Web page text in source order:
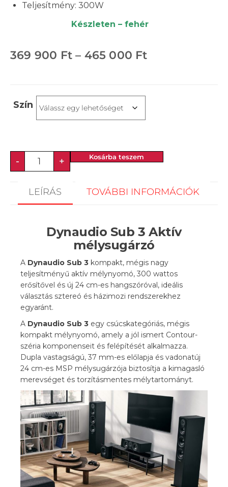
Teljesítmény: 300W
Készleten – fehér
369 900 Ft – 465 000 Ft
Szín
- + Kosárba teszem
LEÍRÁS TOVÁBBI INFORMÁCIÓK
Dynaudio Sub 3 Aktív
mélysugárzó
A Dynaudio Sub 3 kompakt, mégis nagy
teljesítményű aktív mélynyomó, 300 wattos
erősítővel és új 24 cm-es hangszóróval, ideális
választás sztereó és házimozi rendszerekhez
egyaránt.
A Dynaudio Sub 3 egy csúcskategóriás, mégis
kompakt mélynyomó, amely a jól ismert Contour-
széria komponenseit és felépítését alkalmazza.
Dupla vastagságú, 37 mm-es előlapja és vadonatúj
24 cm-es MSP mélysugárzója biztosítja a kimagasló
merevséget és torzításmentes mélytartományt.